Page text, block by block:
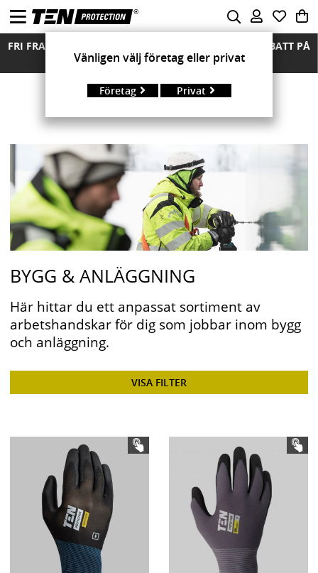
FRI FRAKT ÖVER 850 KR FRIA RETURER MÄNGDRABATT PÅ
ALLA MODELLER
BYGG & ANLÄGGNING
Här hittar du ett anpassat sortiment av
arbetshandskar för dig som jobbar inom bygg
och anläggning.
VISA FILTER
Vänligen välj företag eller privat
Företag Privat